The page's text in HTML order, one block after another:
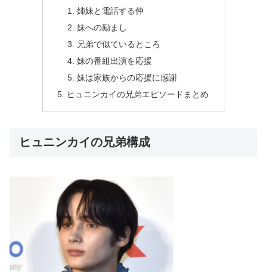
姉妹と電話する仲
妹への励まし
兄弟で似ているところ
妹の番組出演を応援
妹は家族からの応援に感謝
ヒュニンカイの兄弟エピソードまとめ
ヒュニンカイの兄弟構成